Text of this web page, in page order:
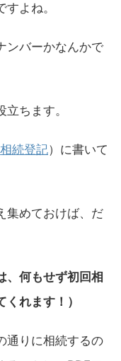
よね。
ンバーかなんかで
ちます。
相続登記）に書いて
集めておけば、だ
、何もせず初回相
れます！）
通りに相続するの